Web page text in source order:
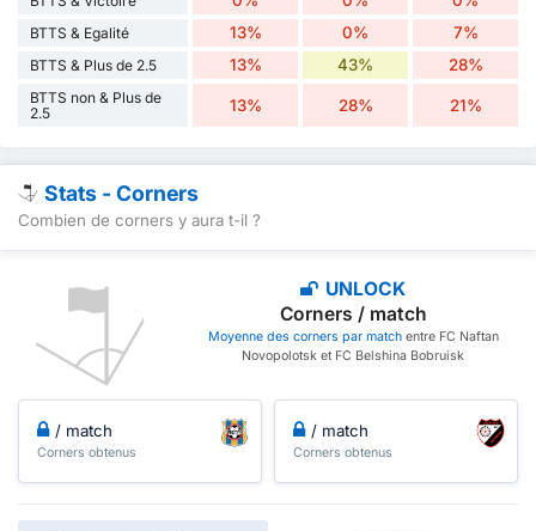
BTTS & Egalité 13% 0% 7%
BTTS & Plus de 2.5 13% 43% 28%
BTTS non & Plus de
2.5
13% 28% 21%
Stats - Corners
Combien de corners y aura t-il ?
UNLOCK
Corners / match
Moyenne des corners par matchentre FC Naftan
Novopolotsk et FC Belshina Bobruisk
/ match
Corners obtenus
/ match
Corners obtenus